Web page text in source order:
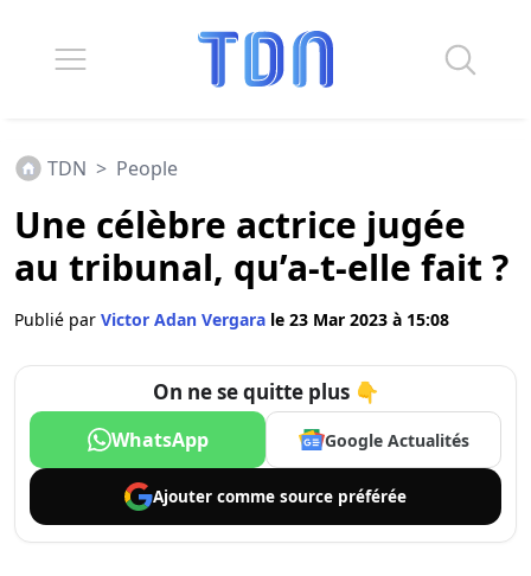
TDN > People
Une célèbre actrice jugée
au tribunal, qu’a-t-elle fait ?
Publié par Victor Adan Vergara le 23 Mar 2023 à 15:08
On ne se quitte plus 👇
WhatsApp Google Actualités
Ajouter comme source préférée